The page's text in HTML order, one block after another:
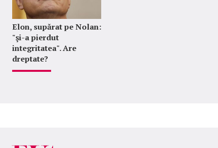
Elon, supărat pe Nolan:
"şi-a pierdut
integritatea". Are
dreptate?